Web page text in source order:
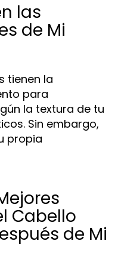
las
de Mi
tienen la
para
la textura de tu
Sin embargo,
propia
Cabello
de Mi